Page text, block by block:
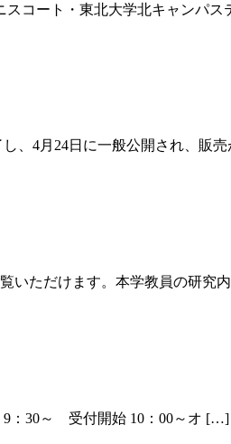
スコート・東北大学北キャンパ
、4月24日に一般公開され、販
いただけます。本学教員の研究
9：30～ 受付開始 10：00～オ […]